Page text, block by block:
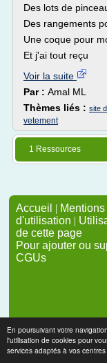
En poursuivant votre
l'utilisation de cookies pour
services adaptés à vos
Des lots de
Des rangements
Une coque pour
Et j'ai tout reçu
Voir la suite
Par : Amal ML
Thèmes liés : site
vetement
1 Ressources
Accueil |
d'utilisation |
de cette page
Pour ajouter ou
CGUs